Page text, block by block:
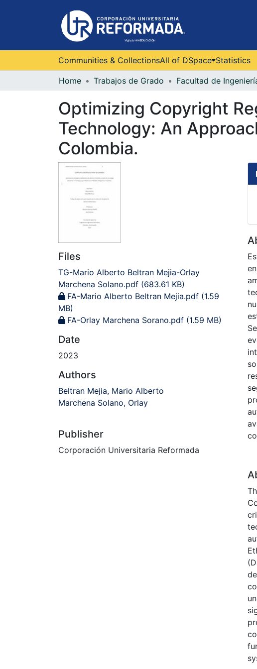
Communities & CollectionsAll of DSpace Statistics
Home Trabajos de Grado Facultad de
Optimizing Copyright
Technology: An
Colombia.
Files
TG-Mario Alberto Beltran Mejia-Orlay
Marchena Solano.pdf (683.61 KB)
FA-Mario Alberto Beltran Mejia.pdf (1.59
MB)
FA-Orlay Marchena Sorano.pdf (1.59 MB)
Date
2023
Authors
Beltran Mejia, Mario Alberto
Marchena Solano, Orlay
Publisher
Corporación Universitaria Reformada